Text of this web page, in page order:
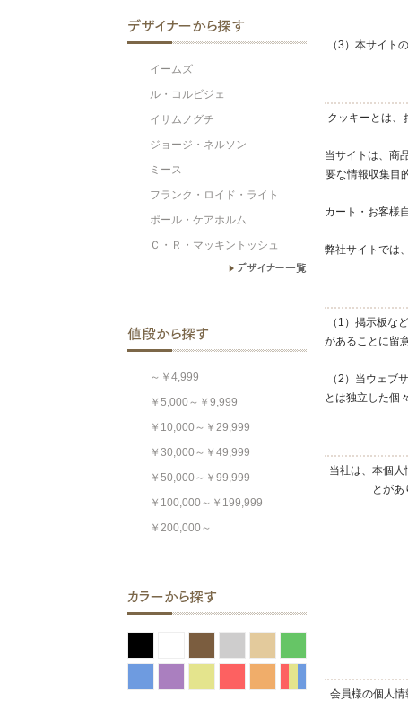
イームズ
ル・コルビジェ
イサムノグチ
ジョージ・ネルソン
ミース
フランク・ロイド・ライト
ポール・ケアホルム
Ｃ・Ｒ・マッキントッシュ
～￥4,999
￥5,000～￥9,999
￥10,000～￥29,999
￥30,000～￥49,999
￥50,000～￥99,999
￥100,000～￥199,999
￥200,000～
（3）本サイト
クッキーとは、
当サイトは、商
要な情報収集目
カート・お客様
弊社サイトでは
（1）掲示板な
があることに留
（2）当ウェブ
とは独立した個
当社は、本個
とが
会員様の個人